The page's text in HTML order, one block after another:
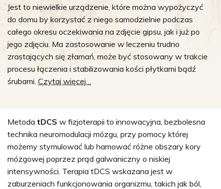
Jest to niewielkie urządzenie, które można wypożyczyć
do domu by korzystać z niego samodzielnie podczas
całego okresu oczekiwania na zdjęcie gipsu, jak i już po
jego zdjęciu. Ma zastosowanie w leczeniu trudno
zrastających się złamań, może być stosowany w trakcie
procesu łączenia i stabilizowania kości płytkami bądź
śrubami. Czytaj więcej…
Metoda tDCS w fizjoterapii to innowacyjna, bezbolesna
technika neuromodulacji mózgu, przy pomocy której
możemy stymulować lub hamować różne obszary kory
mózgowej poprzez prąd galwaniczny o niskiej
intensywności. Terapia tDCS wskazana jest w
zaburzeniach funkcjonowania organizmu, takich jak ból,